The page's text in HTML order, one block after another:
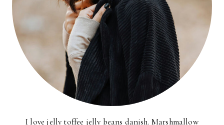
I love jelly toffee jelly beans danish. Marshmallow